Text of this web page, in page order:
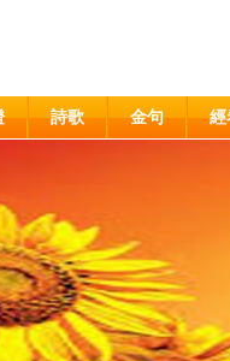
詩歌 金句 經